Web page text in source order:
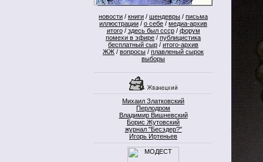
новости / книги / шендевры / письма
иллюстрации / о себе / медиа-архив
итого/ здесь был ссср/ форум
помехи в эфире / публицистика
бесплатный сыр / итого-архив
ЖЖ / вопросы / плавленый сырок
выборы
Михаил Златковский
Перлодром
Владимир Вишневский
Борис Жутовский
журнал "Бесэдер?"
Игорь Иртеньев